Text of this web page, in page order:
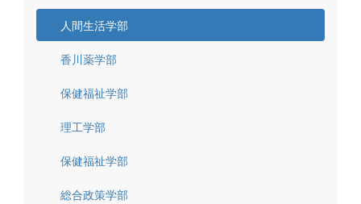
人間生活学部
香川薬学部
保健福祉学部
理工学部
保健福祉学部
総合政策学部